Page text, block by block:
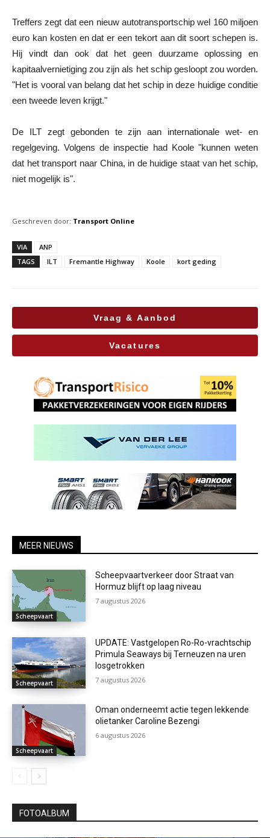
Treffers zegt dat een nieuw autotransportschip wel 160 miljoen
euro kan kosten en dat er een tekort aan dit soort schepen is.
Hij vindt dan ook dat het geen duurzame oplossing en
kapitaalvernietiging zou zijn als het schip gesloopt zou worden.
"Het is vooral van belang dat het schip in deze huidige conditie
een tweede leven krijgt."
De ILT zegt gebonden te zijn aan internationale wet- en
regelgeving. Volgens de inspectie had Koole "kunnen weten
dat het transport naar China, in de huidige staat van het schip,
niet mogelijk is".
Geschreven door: Transport Online
VIA
ANP
TAGS
ILT Fremantle Highway Koole kort geding
Vraag & Aanbod
Vacatures
MEER NIEUWS
Scheepvaart
Scheepvaartverkeer door Straat van
Hormuz blijft op laag niveau
7 augustus 2026
Scheepvaart
UPDATE: Vastgelopen Ro-Ro-vrachtschip
Primula Seaways bij Terneuzen na uren
losgetrokken
7 augustus 2026
Scheepvaart
Oman onderneemt actie tegen lekkende
olietanker Caroline Bezengi
6 augustus 2026
FOTOALBUM